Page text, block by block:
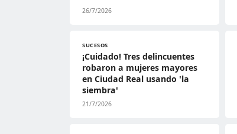
26/7/2026
SUCESOS
¡Cuidado! Tres delincuentes
robaron a mujeres mayores
en Ciudad Real usando 'la
siembra'
21/7/2026